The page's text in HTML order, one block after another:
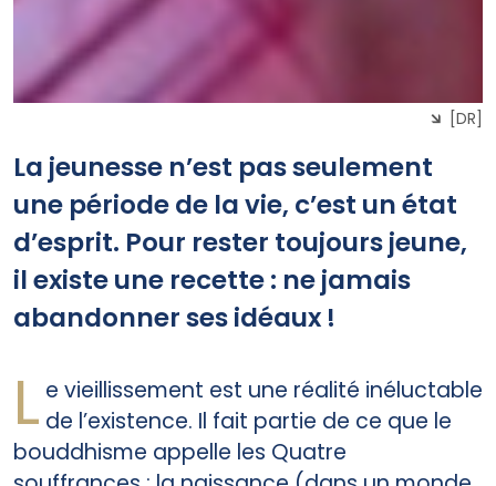
[DR]
La jeunesse n’est pas seulement
une période de la vie, c’est un état
d’esprit. Pour rester toujours jeune,
il existe une recette : ne jamais
abandonner ses idéaux !
L e vieillissement est une réalité inéluctable
de l’existence. Il fait partie de ce que le
bouddhisme appelle les Quatre